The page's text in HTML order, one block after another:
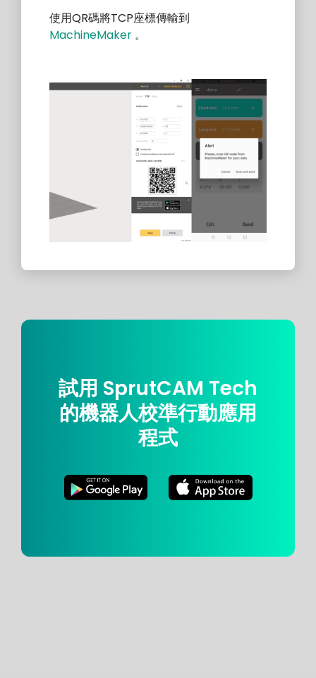
使用QR碼將TCP座標傳輸到
MachineMaker。
試用 SprutCAM Tech
的機器人校準行動應用
程式